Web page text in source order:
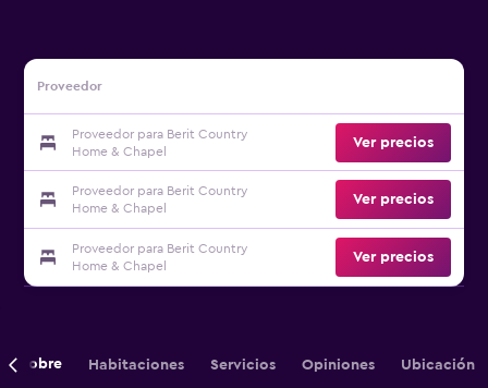
Proveedor
Proveedor para Berit Country
Home & Chapel
Ver precios
Proveedor para Berit Country
Home & Chapel
Ver precios
Proveedor para Berit Country
Home & Chapel
Ver precios
Sobre Habitaciones Servicios Opiniones Ubicación